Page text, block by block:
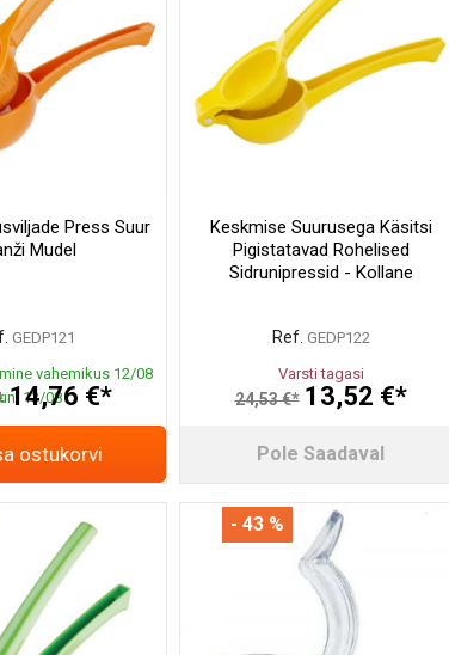
Press Suur
Mudel
GEDP121
vahemikus 12/08
13/08
14,76 €*
ostukorvi
Keskmise Suurusega Käsitsi
Pigistatavad Rohelised
Sidrunipressid - Kollane
Ref. GEDP122
Varsti tagasi
24,53 €* 13,52 €*
Pole Saadaval
- 43 %